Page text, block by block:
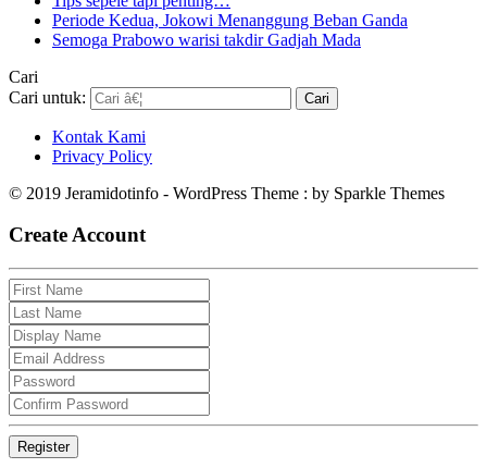
Periode Kedua, Jokowi Menanggung Beban Ganda
Semoga Prabowo warisi takdir Gadjah Mada
Cari
Cari untuk:
Kontak Kami
Privacy Policy
© 2019 Jeramidotinfo - WordPress Theme : by Sparkle Themes
Create Account